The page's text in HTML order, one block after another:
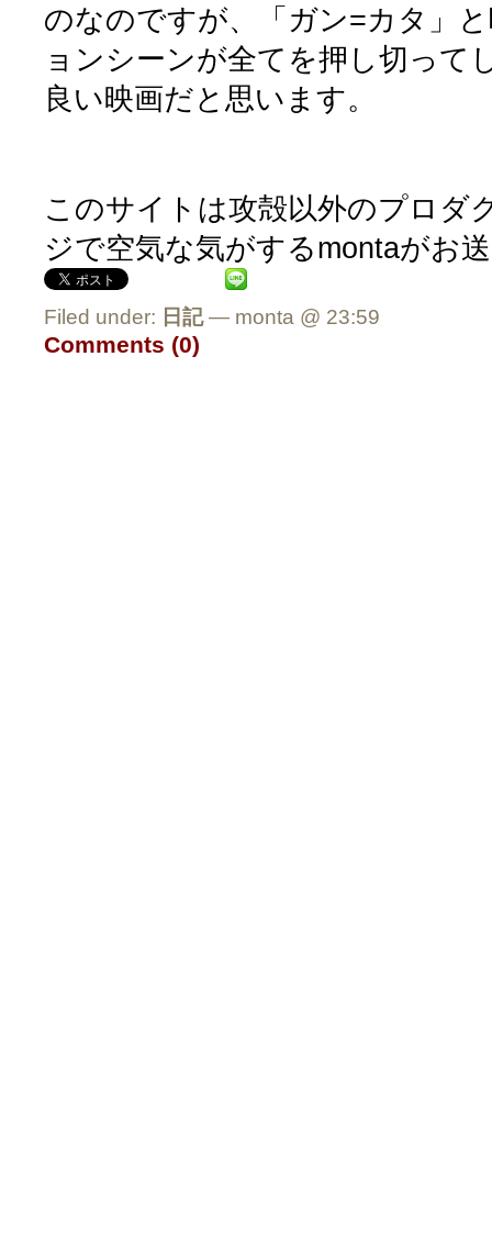
のなのですが、「ガン=カタ」
ョンシーンが全てを押し切って
良い映画だと思います。
このサイトは攻殻以外のプロダ
ジで空気な気がするmontaがお
Filed under: 日記— monta @ 23:59
Comments (0)